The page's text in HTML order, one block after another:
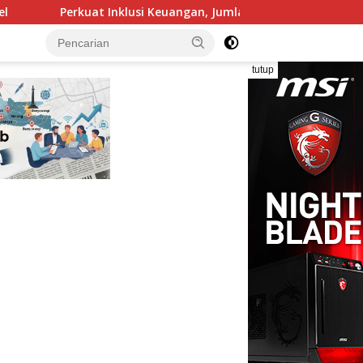
Jumlah BRILink Agen di Region 13 Malang Capai 104 Ribu
tutup